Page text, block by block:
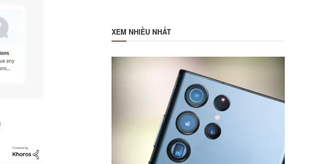
XEM NHIỀU NHẤT